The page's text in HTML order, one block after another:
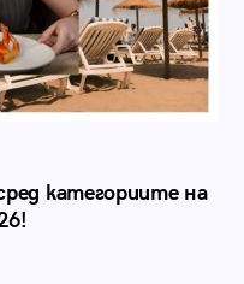
категориите на